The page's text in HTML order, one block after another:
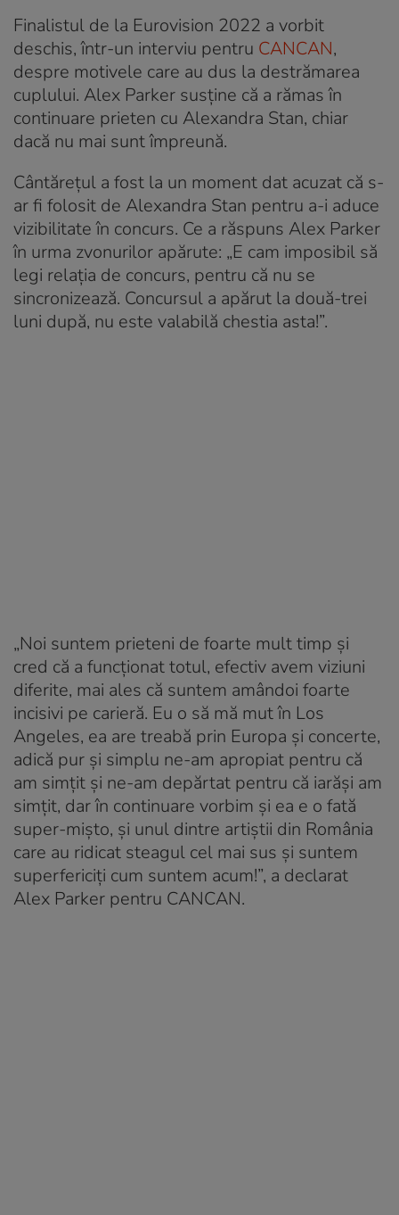
Finalistul de la Eurovision 2022 a vorbit
deschis, într-un interviu pentru CANCAN,
despre motivele care au dus la destrămarea
cuplului. Alex Parker susține că a rămas în
continuare prieten cu Alexandra Stan, chiar
dacă nu mai sunt împreună.
Cântărețul a fost la un moment dat acuzat că s-
ar fi folosit de Alexandra Stan pentru a-i aduce
vizibilitate în concurs. Ce a răspuns Alex Parker
în urma zvonurilor apărute: „E cam imposibil să
legi relația de concurs, pentru că nu se
sincronizează. Concursul a apărut la două-trei
luni după, nu este valabilă chestia asta!”.
„Noi suntem prieteni de foarte mult timp și
cred că a funcționat totul, efectiv avem viziuni
diferite, mai ales că suntem amândoi foarte
incisivi pe carieră. Eu o să mă mut în Los
Angeles, ea are treabă prin Europa și concerte,
adică pur și simplu ne-am apropiat pentru că
am simțit și ne-am depărtat pentru că iarăși am
simțit, dar în continuare vorbim și ea e o fată
super-mișto, și unul dintre artiștii din România
care au ridicat steagul cel mai sus și suntem
superfericiți cum suntem acum!”, a declarat
Alex Parker pentru CANCAN.